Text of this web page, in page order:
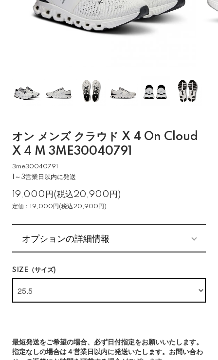
オン メンズ クラウド X 4 On Cloud
X 4 M 3ME30040791
3me30040791
1～3営業日以内に発送
19,000円(税込20,900円)
定価：19,000円(税込20,900円)
オプションの詳細情報
SIZE（サイズ)
最短発送をご希望の場合、必ず日付指定をお願いいたします。
指定なしの場合は４営業日以内に発送いたします。お問い合わ